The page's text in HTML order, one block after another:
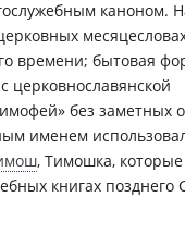
каноном.
времени; бытовая
церковнославянской
без заметных
именем
, Тимошка,
книгах позднего